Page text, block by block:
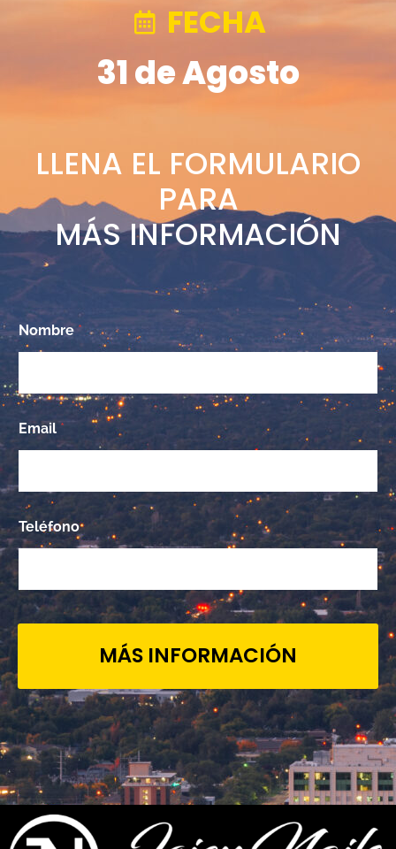
FECHA
31 de Agosto
LLENA EL FORMULARIO
PARA
MÁS INFORMACIÓN
Nombre*
Email*
Teléfono
MÁS INFORMACIÓN